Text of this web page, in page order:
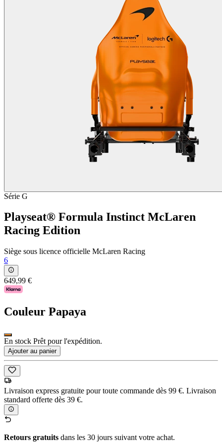
Série G
Playseat® Formula Instinct McLaren
Racing Edition
Siège sous licence officielle McLaren Racing
6
649,99 €
Couleur Papaya
En stock Prêt pour l'expédition.
Ajouter au panier
Livraison express gratuite pour toute commande dès 99 €. Livraison
standard offerte dès 39 €.
Retours gratuits dans les 30 jours suivant votre achat.